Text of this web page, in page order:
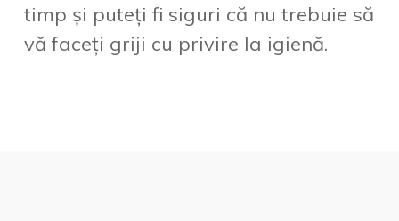
timp și puteți fi siguri că nu trebuie să
vă faceți griji cu privire la igienă.